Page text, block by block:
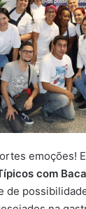
emoções!
com
de